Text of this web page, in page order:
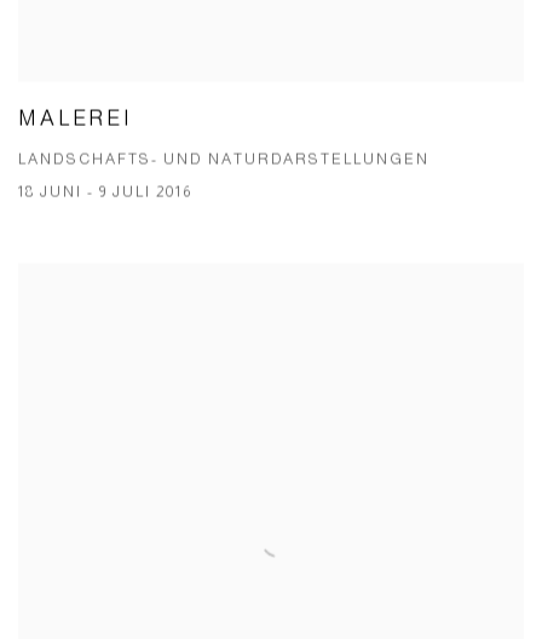
MALEREI
LANDSCHAFTS- UND NATURDARSTELLUNGEN
18 JUNI - 9 JULI 2016